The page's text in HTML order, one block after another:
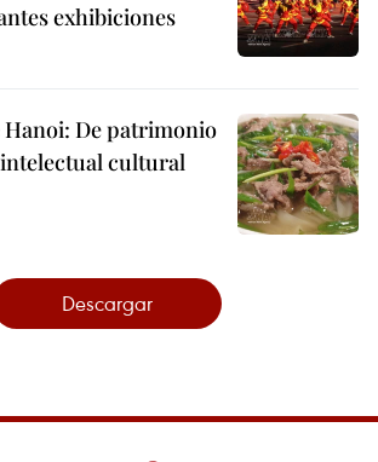
exhibiciones
Hanoi: De patrimonio
cultural
Descargar